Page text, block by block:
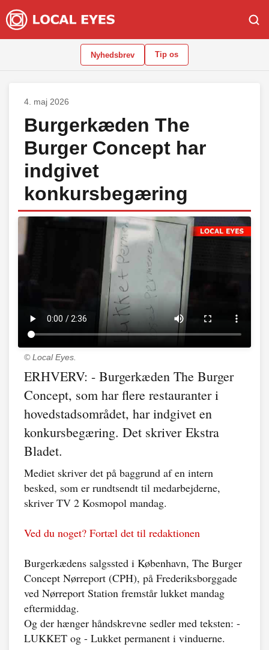
Nyhedsbrev Tip os
4. maj 2026
Burgerkæden The
Burger Concept har
indgivet
konkursbegæring
© Local Eyes.
ERHVERV: - Burgerkæden The Burger
Concept, som har flere restauranter i
hovedstadsområdet, har indgivet en
konkursbegæring. Det skriver Ekstra
Bladet.
Mediet skriver det på baggrund af en intern
besked, som er rundtsendt til medarbejderne,
skriver TV 2 Kosmopol mandag.
Ved du noget? Fortæl det til redaktionen
Burgerkædens salgssted i København, The Burger
Concept Nørreport (CPH), på Frederiksborggade
ved Nørreport Station fremstår lukket mandag
eftermiddag.
Og der hænger håndskrevne sedler med teksten: -
LUKKET og - Lukket permanent i vinduerne.